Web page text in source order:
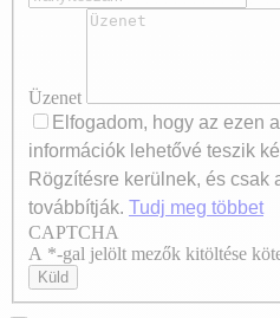
Üzenet
Elfogadom, hogy az ezen
információk lehetővé teszik
Rögzítésre kerülnek, és csak
továbbítják. Tudj meg többet
Axeptio consent
CAPTCHA
A *-gal jelölt mezők kitöltése
Küld